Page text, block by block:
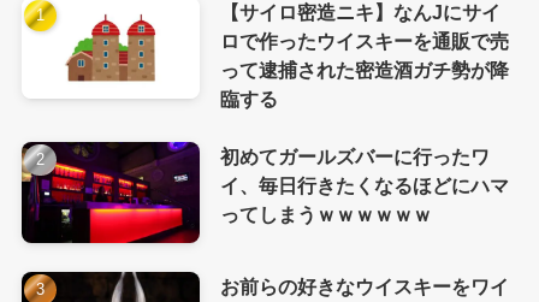
【サイロ密造ニキ】なんJにサイ
ロで作ったウイスキーを通販で売
って逮捕された密造酒ガチ勢が降
臨する
初めてガールズバーに行ったワ
イ、毎日行きたくなるほどにハマ
ってしまうｗｗｗｗｗｗ
お前らの好きなウイスキーをワイ